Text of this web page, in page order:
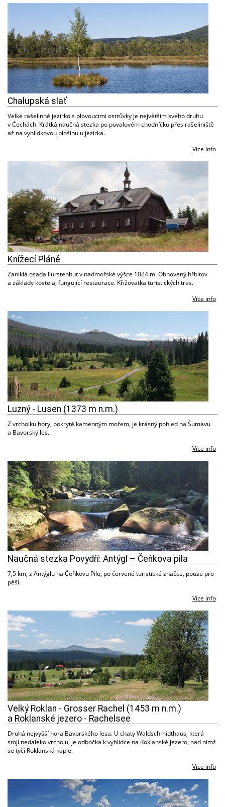
Chalupská slať
Velké rašelinné jezírko s plovoucími ostrůvky je největším svého druhu
v Čechách. Krátká naučná stezka po povalovém chodníčku přes rašeliniště
až na vyhlídkovou plošinu u jezírka.
Více info
Knížecí Pláně
Zaniklá osada Fürstenhut v nadmořské výšce 1024 m. Obnovený hřbitov
a základy kostela, fungující restaurace. Křižovatka turistických tras.
Více info
Luzný - Lusen (1373 m n.m.)
Z vrcholku hory, pokryté kamenným mořem, je krásný pohled na Šumavu
a Bavorský les.
Více info
Naučná stezka Povydří: Antýgl – Čeňkova pila
7,5 km, z Antýglu na Čeňkovu Pilu, po červené turistické značce, pouze pro
pěší.
Více info
Velký Roklan - Grosser Rachel (1453 m n.m.)
a Roklanské jezero - Rachelsee
Druhá nejvyšší hora Bavorského lesa. U chaty Waldschmidthaus, která
stojí nedaleko vrcholu, je odbočka k vyhlídce na Roklanské jezero, nad nímž
se tyčí Roklanská kaple.
Více info